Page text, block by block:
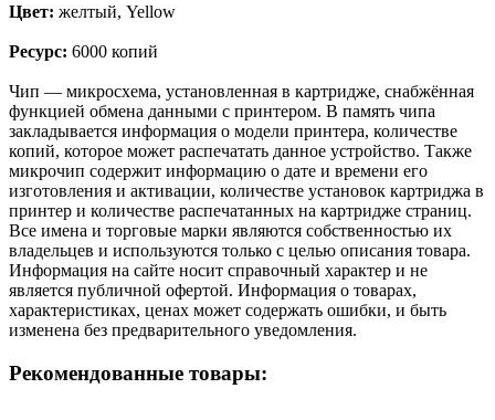
Цвет: желтый, Yellow
Ресурс: 6000 копий
Чип — микросхема, установленная в картридже, снабжённая
функцией обмена данными с принтером. В память чипа
закладывается информация о модели принтера, количестве
копий, которое может распечатать данное устройство. Также
микрочип содержит информацию о дате и времени его
изготовления и активации, количестве установок картриджа в
принтер и количестве распечатанных на картридже страниц.
Все имена и торговые марки являются собственностью их
владельцев и используются только с целью описания товара.
Информация на сайте носит справочный характер и не
является публичной офертой. Информация о товарах,
характеристиках, ценах может содержать ошибки, и быть
изменена без предварительного уведомления.
Рекомендованные товары: